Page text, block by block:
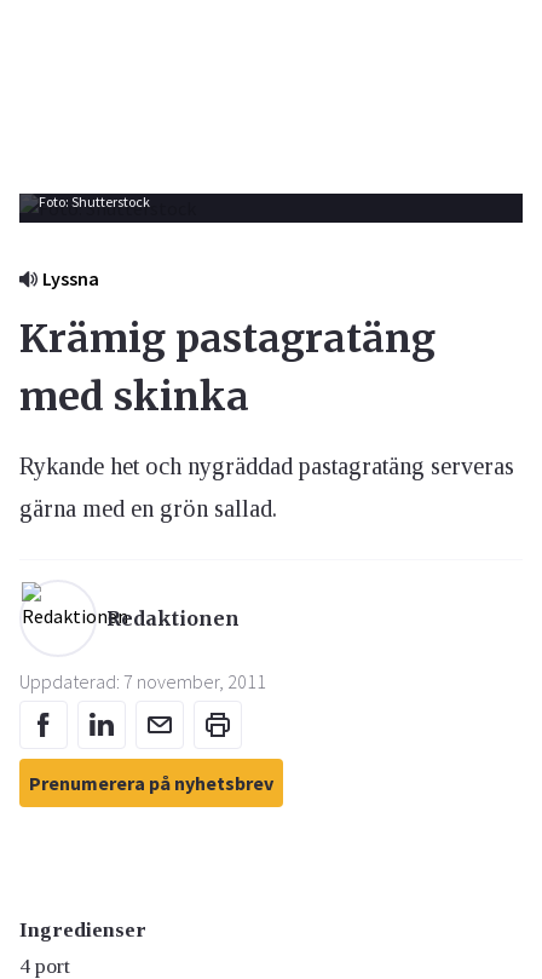
Foto: Shutterstock
Lyssna
Krämig pastagratäng
med skinka
Rykande het och nygräddad pastagratäng serveras
gärna med en grön sallad.
Redaktionen
Uppdaterad: 7 november, 2011
Prenumerera på nyhetsbrev
Ingredienser
4 port